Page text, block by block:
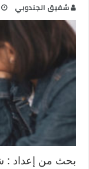
شفيق الجندوبي
بحث من إعداد :